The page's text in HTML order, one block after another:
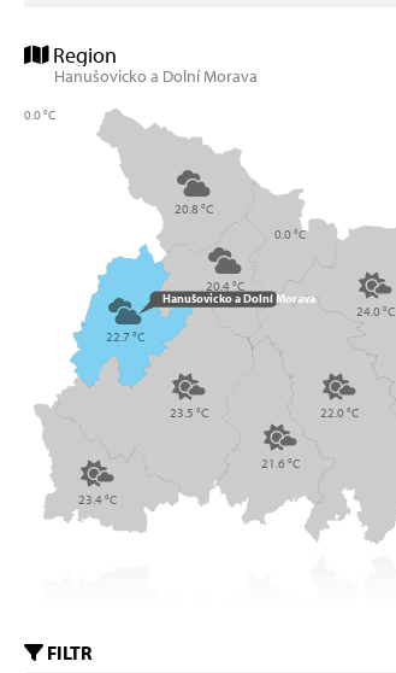
Region
Hanušovicko a Dolní Morava
20.4 °C
23.5 °C
20.8 °C
0.0 °C
23.4 °C
22.7 °C
22.0 °C
21.6 °C
24.0 °C
0.0 °C
Hanušovicko a Dolní Morava
FILTR